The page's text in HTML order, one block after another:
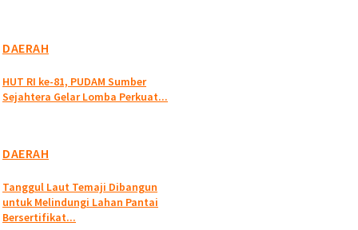
DAERAH
HUT RI ke-81, PUDAM Sumber
Sejahtera Gelar Lomba Perkuat...
DAERAH
Tanggul Laut Temaji Dibangun
untuk Melindungi Lahan Pantai
Bersertifikat...